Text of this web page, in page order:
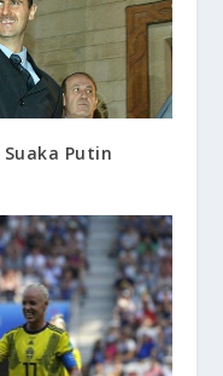
Suaka Putin